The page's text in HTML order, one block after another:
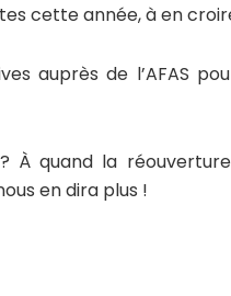
cette année, à en
auprès de l’AFAS
À quand la
en dira plus !